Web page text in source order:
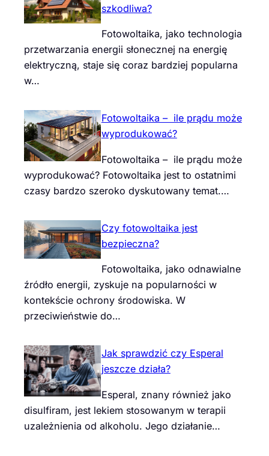
szkodliwa?
Fotowoltaika, jako technologia
przetwarzania energii słonecznej na energię
elektryczną, staje się coraz bardziej popularna
w…
Fotowoltaika – ile prądu może
wyprodukować?
Fotowoltaika – ile prądu może
wyprodukować? Fotowoltaika jest to ostatnimi
czasy bardzo szeroko dyskutowany temat.…
Czy fotowoltaika jest
bezpieczna?
Fotowoltaika, jako odnawialne
źródło energii, zyskuje na popularności w
kontekście ochrony środowiska. W
przeciwieństwie do…
Jak sprawdzić czy Esperal
jeszcze działa?
Esperal, znany również jako
disulfiram, jest lekiem stosowanym w terapii
uzależnienia od alkoholu. Jego działanie…